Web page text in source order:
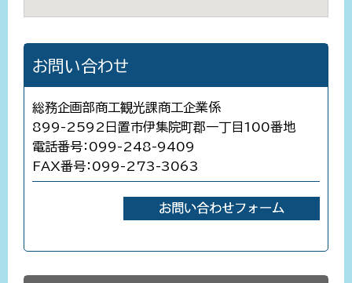
お問い合わせ
総務企画部商工観光課商工企業係
899-2592日置市伊集院町郡一丁目100番地
電話番号：099-248-9409
FAX番号：099-273-3063